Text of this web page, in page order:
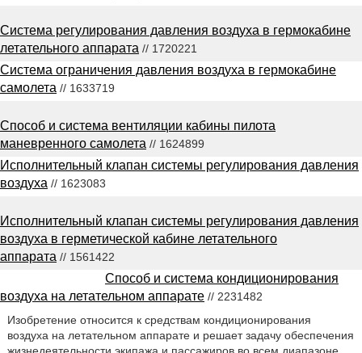
Система регулирования давления воздуха в гермокабине
летательного аппарата // 1720221
Система ограничения давления воздуха в гермокабине
самолета // 1633719
Способ и система вентиляции кабины пилота
маневренного самолета // 1624899
Исполнительный клапан системы регулирования давления
воздуха // 1623083
Исполнительный клапан системы регулирования давления
воздуха в герметической кабине летательного
аппарата // 1561422
Способ и система кондиционирования
воздуха на летательном аппарате // 2231482
Изобретение относится к средствам кондиционирования
воздуха на летательном аппарате и решает задачу обеспечения
жизнедеятельности экипажа и пассажиров во всем диапазоне